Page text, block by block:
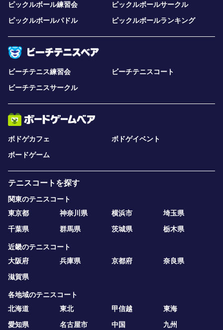
ピックルボール練習会
ピックルボールサークル
ピックルボールパドル
ピックルボールランキング
ビーチテニス練習会
ビーチテニスコート
ビーチテニスサークル
ボドゲカフェ
ボドゲイベント
ボードゲーム
テニスコートを探す
関東のテニスコート
東京都
神奈川県 横浜市
埼玉県
千葉県
群馬県 茨城県 栃木県
近畿のテニスコート
大阪府
兵庫県 京都府
奈良県
滋賀県
各地域のテニスコート
北海道
東北 甲信越
東海
愛知県
名古屋市 中国 九州